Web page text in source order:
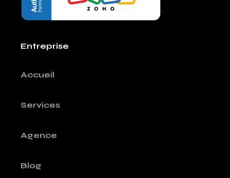
Entreprise
Accueil
Services
Agence
Blog